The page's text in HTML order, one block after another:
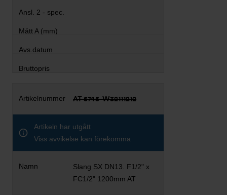
AT 5745-W32111212
Artikeln har utgått
Viss avvikelse kan förekomma
Slang SX DN13. F1/2" x
FC1/2" 1200mm AT